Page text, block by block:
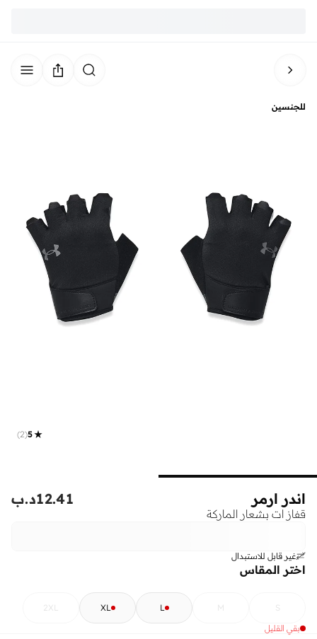
للجنسين
5
(
2
)
اندر ارمر
قفاز ات بشعار الماركة
د.ب12.41
غير قابل للاستبدال
اختر المقاس
S
M
L
XL
2XL
بقي القليل